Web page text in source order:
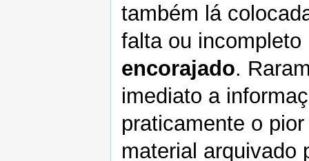
também lá
falta ou
encorajado.
imediato a
praticamente o
material arquivado